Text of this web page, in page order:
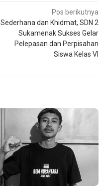
Pos berikutnya
Sederhana dan Khidmat, SDN 2
Sukamenak Sukses Gelar
Pelepasan dan Perpisahan
Siswa Kelas VI